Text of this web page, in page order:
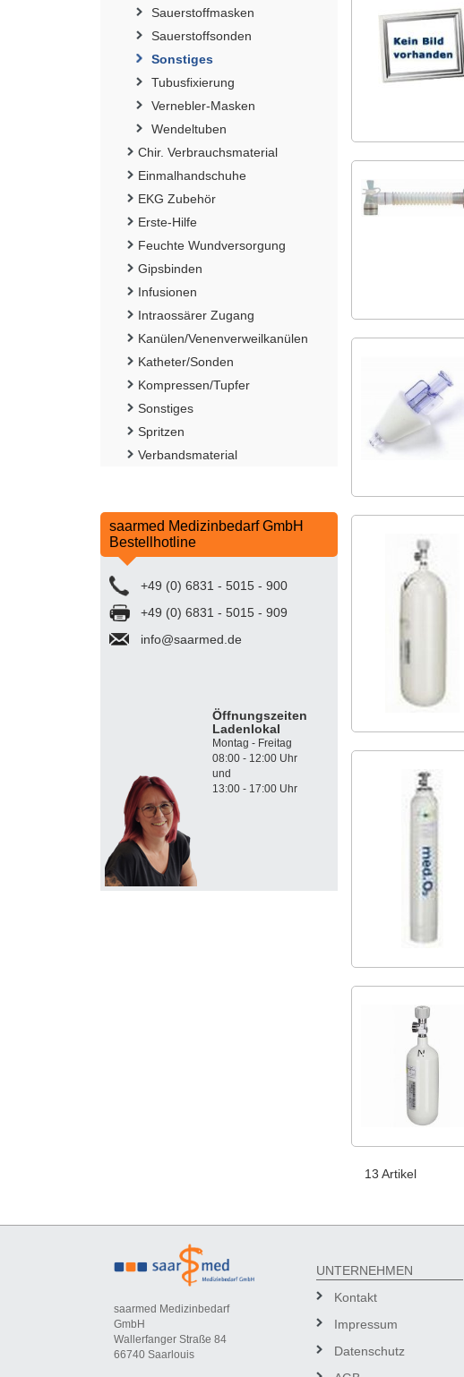
Sauerstoffmasken
Sauerstoffsonden
Sonstiges
Tubusfixierung
Vernebler-Masken
Wendeltuben
Chir. Verbrauchsmaterial
Einmalhandschuhe
EKG Zubehör
Erste-Hilfe
Feuchte Wundversorgung
Gipsbinden
Infusionen
Intraossärer Zugang
Kanülen/Venenverweilkanülen
Katheter/Sonden
Kompressen/Tupfer
Sonstiges
Spritzen
Verbandsmaterial
saarmed Medizinbedarf GmbH
Bestellhotline
+49 (0) 6831 - 5015 - 900
+49 (0) 6831 - 5015 - 909
info@saarmed.de
Öffnungszeiten
Ladenlokal
Montag - Freitag
08:00 - 12:00 Uhr
und
13:00 - 17:00 Uhr
13 Artikel
saarmed Medizinbedarf
GmbH
Wallerfanger Straße 84
66740 Saarlouis
UNTERNEHMEN
Kontakt
Impressum
Datenschutz